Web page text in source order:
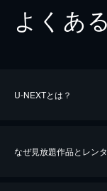
よくあ
U-NEXTとは？
なぜ見放題作品とレン